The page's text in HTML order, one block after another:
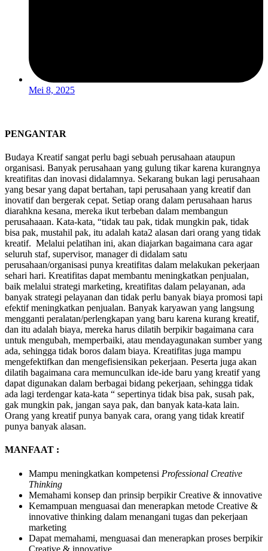
Mei 8, 2025
PENGANTAR
Budaya Kreatif sangat perlu bagi sebuah perusahaan ataupun
organisasi. Banyak perusahaan yang gulung tikar karena kurangnya
kreatifitas dan inovasi didalamnya. Sekarang bukan lagi perusahaan
yang besar yang dapat bertahan, tapi perusahaan yang kreatif dan
inovatif dan bergerak cepat. Setiap orang dalam perusahaan harus
diarahkna kesana, mereka ikut terbeban dalam membangun
perusahaaan. Kata-kata, “tidak tau pak, tidak mungkin pak, tidak
bisa pak, mustahil pak, itu adalah kata2 alasan dari orang yang tidak
kreatif. Melalui pelatihan ini, akan diajarkan bagaimana cara agar
seluruh staf, supervisor, manager di didalam satu
perusahaan/organisasi punya kreatifitas dalam melakukan pekerjaan
sehari hari. Kreatifitas dapat membantu meningkatkan penjualan,
baik melalui strategi marketing, kreatifitas dalam pelayanan, ada
banyak strategi pelayanan dan tidak perlu banyak biaya promosi tapi
efektif meningkatkan penjualan. Banyak karyawan yang langsung
mengganti peralatan/perlengkapan yang baru karena kurang kreatif,
dan itu adalah biaya, mereka harus dilatih berpikir bagaimana cara
untuk mengubah, memperbaiki, atau mendayagunakan sumber yang
ada, sehingga tidak boros dalam biaya. Kreatifitas juga mampu
mengefektifkan dan mengefisiensikan pekerjaan. Peserta juga akan
dilatih bagaimana cara memunculkan ide-ide baru yang kreatif yang
dapat digunakan dalam berbagai bidang pekerjaan, sehingga tidak
ada lagi terdengar kata-kata “ sepertinya tidak bisa pak, susah pak,
gak mungkin pak, jangan saya pak, dan banyak kata-kata lain.
Orang yang kreatif punya banyak cara, orang yang tidak kreatif
punya banyak alasan.
MANFAAT :
Mampu meningkatkan kompetensi Professional Creative
Thinking
Memahami konsep dan prinsip berpikir Creative & innovative
Kemampuan menguasai dan menerapkan metode Creative &
innovative thinking dalam menangani tugas dan pekerjaan
marketing
Dapat memahami, menguasai dan menerapkan proses berpikir
Creative & innovative